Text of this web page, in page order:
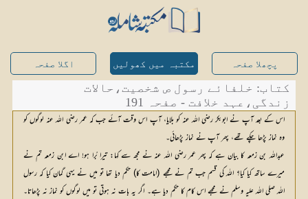
پچھلا صفحہ مکتبہ میں کھولیں اگلا صفحہ
کتاب: خلفائے رسول ص شخصیت،حالات
زندگی،عہد خلافت - صفحہ 191
اس کے بعد آپ نے ابوبکر رضی اللہ عنہ کو بلایا، آپ اس وقت آئے جب کہ عمر رضی اللہ عنہ لوگوں کو
وہ نماز پڑھا چکے تھے، پھر آپ نے نماز پڑھائی۔
عبداللہ بن زمعہ کا بیان ہے کہ پھر عمر رضی اللہ عنہ نے مجھ سے کہا: تیرا بُرا ہو! اے ابن زمعہ تم نے
میرے ساتھ کیا کیا؟ اللہ کی قسم جب تم نے مجھے (امامت کا) حکم دیا تھا تو میں نے یہی گمان کیا کہ رسول
اللہ صلی اللہ علیہ وسلم نے مجھے اس کام کا حکم دیا ہے۔ اگر یہ بات نہ ہوتی تو میں لوگوں کو نماز نہ پڑھاتا۔